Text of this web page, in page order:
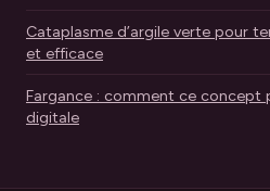
Cataplasme d’argile verte pour
et efficace
Fargance : comment ce
digitale